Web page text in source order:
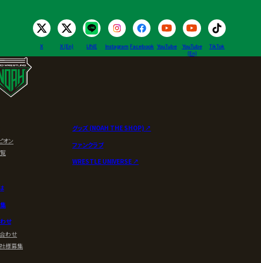
X X (En) LINE Instagram Facebook YouTube
YouTube
(En)
TikTok
オン
せ
わせ
様募集
グッズ (NOAH THE SHOP) ↗︎
ファンクラブ
WRESTLE UNIVERSE ↗︎